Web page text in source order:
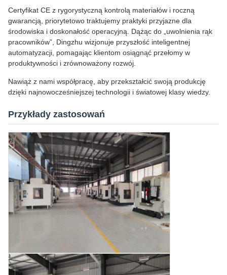
Certyfikat CE z rygorystyczną kontrolą materiałów i roczną
gwarancją, priorytetowo traktujemy praktyki przyjazne dla
środowiska i doskonałość operacyjną. Dążąc do „uwolnienia rąk
pracowników”, Dingzhu wizjonuje przyszłość inteligentnej
automatyzacji, pomagając klientom osiągnąć przełomy w
produktywności i zrównoważony rozwój.
Nawiąż z nami współpracę, aby przekształcić swoją produkcję
dzięki najnowocześniejszej technologii i światowej klasy wiedzy.
Przykłady zastosowań